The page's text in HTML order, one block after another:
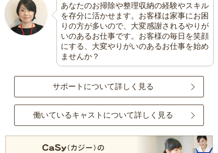
あなたのお掃除や整理収納の経験やスキル
を存分に活かせます。お客様は家事にお困
りの方が多いので、大変感謝されるやりが
いのあるお仕事です。お客様の毎日を笑顔
にする、大変やりがいのあるお仕事を始め
ませんか？
サポートについて詳しく見る
働いているキャストについて詳しく見る